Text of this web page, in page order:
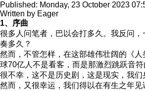
Published: Monday, 23 October 2023
Written by Eager
1、序曲
很多人问笔者，巴以会打多久。我反问
奏多久？
然而，不管怎样，在这部雄伟壮阔的《
球70亿人不是看客，而是那激烈跳跃音符
很不幸，这不是历史剧，这是现实，我们
然而，又很幸运，我们得以在有生之年